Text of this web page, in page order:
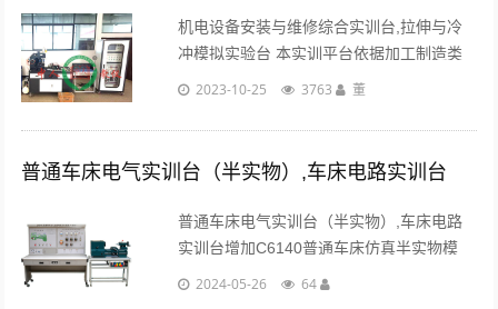
机电设备安装与维修综合实训台,拉伸与冷
冲模拟实验台 本实训平台依据加工制造类
中等职业学校相关专业教学标准，紧密结合
准，贴合企业实际岗位能力要求；平台把机
械装配和......
2023-10-25 3763 董
普通车床电气实训台（半实物）,车床电路实训台
普通车床电气实训台（半实物）,车床电路
实训台增加C6140普通车床仿真半实物模
型，通过接口把机床电气部分和机床的实物
2024-05-26 64